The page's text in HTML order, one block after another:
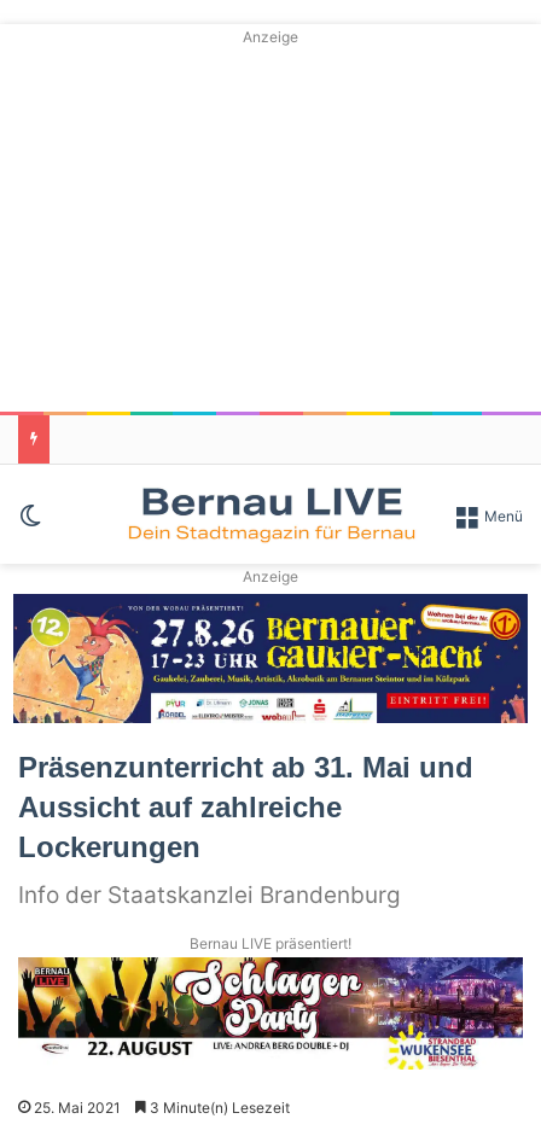
Anzeige
Skin umschalten Menü
Anzeige
Präsenzunterricht ab 31. Mai und
Aussicht auf zahlreiche
Lockerungen
Info der Staatskanzlei Brandenburg
Bernau LIVE präsentiert!
25. Mai 2021 3 Minute(n) Lesezeit